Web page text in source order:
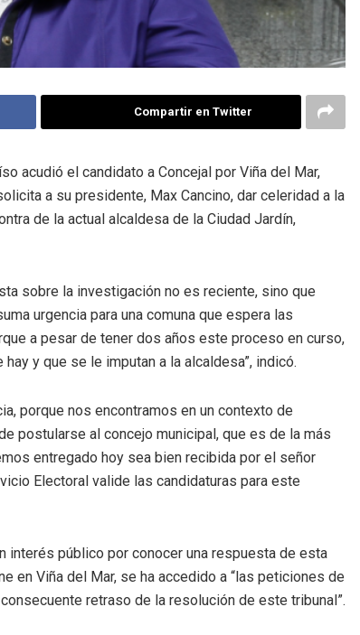
Compartir en Twitter
acudió el candidato a Concejal por Viña del Mar,
a su presidente, Max Cancino, dar celeridad a la
de la actual alcaldesa de la Ciudad Jardín,
sobre la investigación no es reciente, sino que
urgencia para una comuna que espera las
a pesar de tener dos años este proceso en curso,
y que se le imputan a la alcaldesa”, indicó.
porque nos encontramos en un contexto de
postularse al concejo municipal, que es de la más
entregado hoy sea bien recibida por el señor
Electoral valide las candidaturas para este
interés público por conocer una respuesta de esta
en Viña del Mar, se ha accedido a “las peticiones de
retraso de la resolución de este tribunal”.